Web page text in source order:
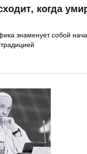
когда
знаменует собой